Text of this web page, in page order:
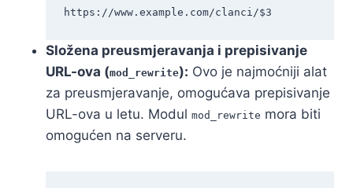
Složena preusmjeravanja i prepisivanje
URL-ova (mod_rewrite): Ovo je najmoćniji alat
za preusmjeravanje, omogućava prepisivanje
URL-ova u letu. Modul mod_rewrite mora biti
omogućen na serveru.